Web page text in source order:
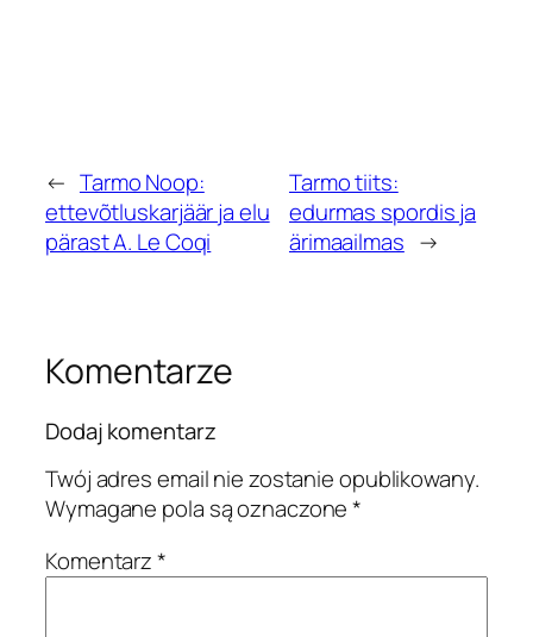
← Tarmo Noop:
ettevõtluskarjäär ja elu
pärast A. Le Coqi
Tarmo tiits:
edurmas spordis ja
ärimaailmas →
Komentarze
Dodaj komentarz
Twój adres email nie zostanie opublikowany.
Wymagane pola są oznaczone*
Komentarz*